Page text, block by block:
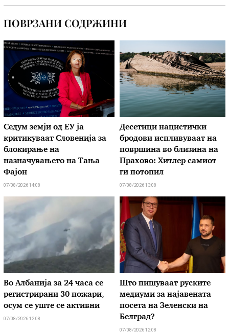
ПОВРЗАНИ СОДРЖИНИ
Седум земји од ЕУ ја
критикуваат Словенија за
блокирање на
назначувањето на Тања
Фајон
07/08/2026 14:08
Десетици нацистички
бродови испливуваат на
површина во близина на
Прахово: Хитлер самиот
ги потопил
07/08/2026 13:08
Во Албанија за 24 часа се
регистрирани 30 пожари,
осум се уште се активни
07/08/2026 12:08
Што пишуваат руските
медиуми за најавената
посета на Зеленски на
Белград?
07/08/2026 12:08